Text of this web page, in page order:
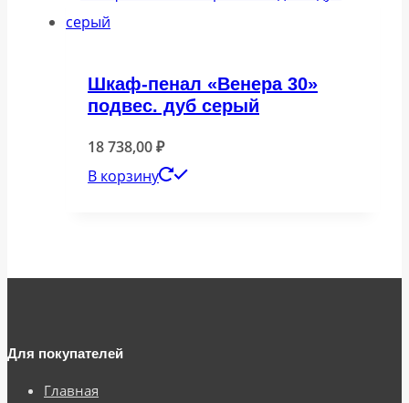
Шкаф-пенал «Венера 30»
подвес. дуб серый
18 738,00₽
В корзину
Для покупателей
Главная